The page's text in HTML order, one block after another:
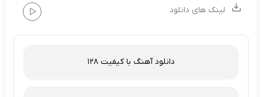
لینک های دانلود
دانلود آهنگ با کیفیت 128